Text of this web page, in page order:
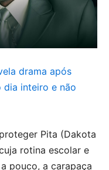
drama após
dia inteiro e não
Pita (Dakota
rotina escolar e
pouco, a carapaça